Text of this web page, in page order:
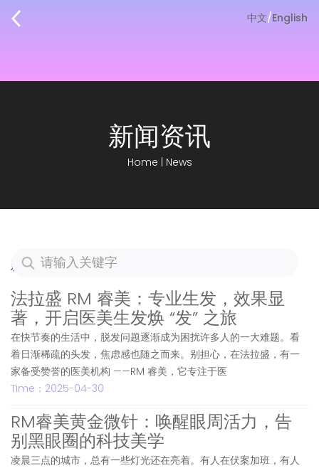
中文/English
新闻资讯
Home News
新闻资讯
法拉盛 RM 睿美：专业生发，效果显
著，开启医美生发焕 “发” 之旅
在快节奏的生活中，脱发问题逐渐成为困扰许多人的一大难题。看
着日渐稀疏的头发，焦虑感也随之而来。别担心，在法拉盛，有一
家备受赞誉的医美机构 ——RM 睿美，它专注于医
Time：2025-04-30
RM睿美黄金微针：唤醒眼周活力，告
别黑眼圈的科技美学
凌晨三点的城市，总有一些灯光还在亮着。有人在伏案加班，有人